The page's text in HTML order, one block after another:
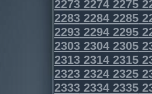
227322742275
228322842285
229322942295
230323042305
231323142315
232323242325
233323342335